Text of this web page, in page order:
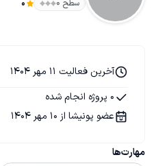
سطح ۰ 0
مهارت‌ها
آخرین فعالیت 11 مهر 1404
0 پروژه انجام شده
عضو پونیشا از 10 مهر 1404